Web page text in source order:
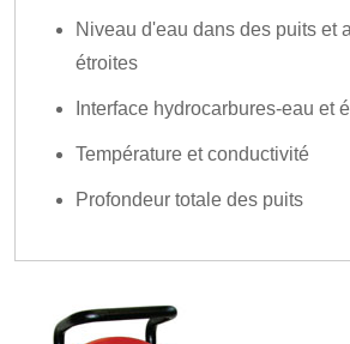
Niveau d'eau dans des puits et
étroites
Interface hydrocarbures-eau et
Température et conductivité
Profondeur totale des puits